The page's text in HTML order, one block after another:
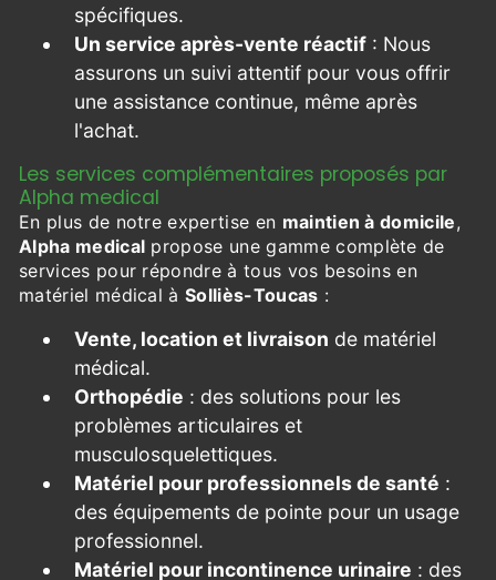
spécifiques.
Un service après-vente réactif : Nous
assurons un suivi attentif pour vous offrir
une assistance continue, même après
l'achat.
Les services complémentaires proposés par
Alpha medical
En plus de notre expertise en maintien à domicile,
Alpha medical propose une gamme complète de
services pour répondre à tous vos besoins en
matériel médical àSolliès-Toucas :
Vente, location et livraison de matériel
médical.
Orthopédie : des solutions pour les
problèmes articulaires et
musculosquelettiques.
Matériel pour professionnels de santé :
des équipements de pointe pour un usage
professionnel.
Matériel pour incontinence urinaire : des